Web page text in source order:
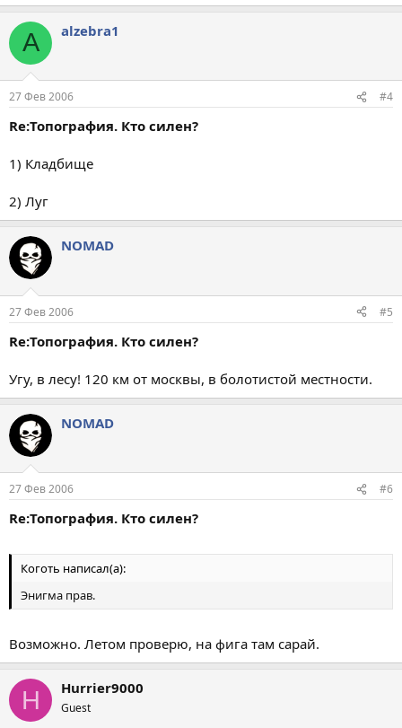
A alzebra1
27 Фев 2006 #4
Re:Топография. Кто силен?
1) Кладбище
2) Луг
NOMAD
27 Фев 2006 #5
Re:Топография. Кто силен?
Угу, в лесу! 120 км от москвы, в болотистой местности.
NOMAD
27 Фев 2006 #6
Re:Топография. Кто силен?
Коготь написал(а):
Энигма прав.
Возможно. Летом проверю, на фига там сарай.
H Hurrier9000
Guest